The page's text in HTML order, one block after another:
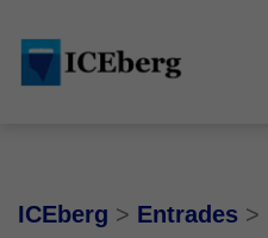
main
content
footer
ICEberg > Entrades >